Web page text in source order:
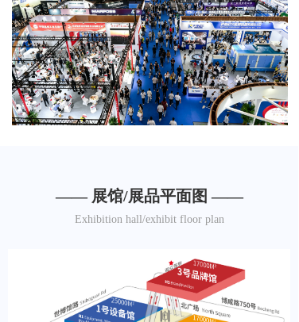
—— 展馆/展品平面图 ——
Exhibition hall/exhibit floor plan